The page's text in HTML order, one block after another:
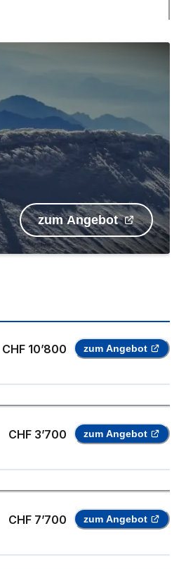
zum Angebot
CHF 10’800 zum Angebot
CHF 3’700 zum Angebot
CHF 7’700 zum Angebot